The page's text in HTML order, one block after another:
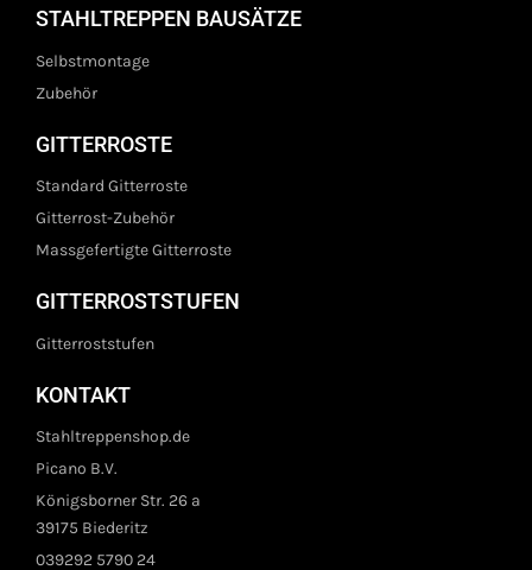
STAHLTREPPEN BAUSÄTZE
Selbstmontage
Zubehör
GITTERROSTE
Standard Gitterroste
Gitterrost-Zubehör
Massgefertigte Gitterroste
GITTERROSTSTUFEN
Gitterroststufen
KONTAKT
Stahltreppenshop.de
Picano B.V.
Königsborner Str. 26 a
39175 Biederitz
039292 5790 24